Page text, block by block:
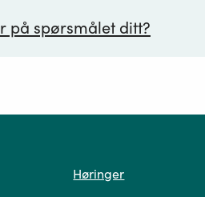
på spørsmålet ditt?
Høringer